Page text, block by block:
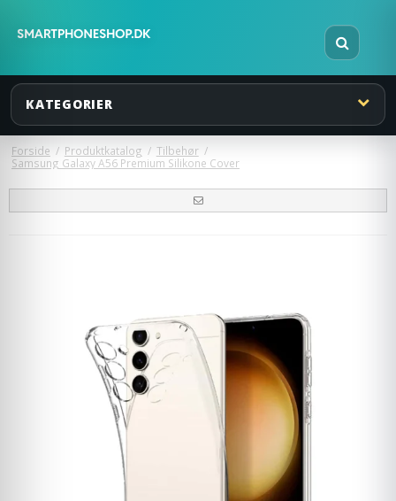
KATEGORIER
Forside / Produktkatalog / Tilbehør /
Samsung Galaxy A56 Premium Silikone Cover